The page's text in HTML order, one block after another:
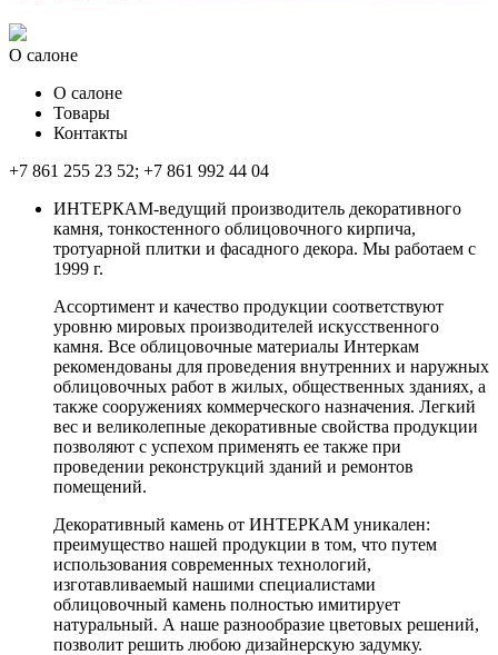
О салоне
О салоне
Товары
Контакты
+7 861 255 23 52; +7 861 992 44 04
ИНТЕРКАМ-ведущий производитель декоративного
камня, тонкостенного облицовочного кирпича,
тротуарной плитки и фасадного декора. Мы работаем с
1999 г.
Ассортимент и качество продукции соответствуют
уровню мировых производителей искусственного
камня. Все облицовочные материалы Интеркам
рекомендованы для проведения внутренних и наружных
облицовочных работ в жилых, общественных зданиях, а
также сооружениях коммерческого назначения. Легкий
вес и великолепные декоративные свойства продукции
позволяют с успехом применять ее также при
проведении реконструкций зданий и ремонтов
помещений.
Декоративный камень от ИНТЕРКАМ уникален:
преимущество нашей продукции в том, что путем
использования современных технологий,
изготавливаемый нашими специалистами
облицовочный камень полностью имитирует
натуральный. А наше разнообразие цветовых решений,
позволит решить любою дизайнерскую задумку.